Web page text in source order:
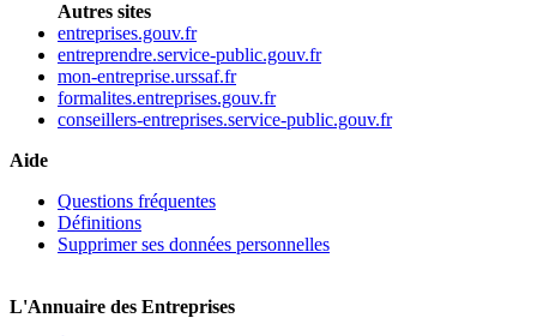
Autres sites
entreprises.gouv.fr
entreprendre.service-public.gouv.fr
mon-entreprise.urssaf.fr
formalites.entreprises.gouv.fr
conseillers-entreprises.service-public.gouv.fr
Aide
Questions fréquentes
Définitions
Supprimer ses données personnelles
L'Annuaire des Entreprises